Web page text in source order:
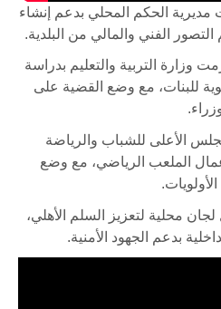
مديرية الحكم المحلي بدعم إنشاء
التصور الفني والمالي من البلدية.
وزارة التربية والتعليم بدراسة
للبنات، مع وضع القضية على
.
الأعلى للشباب والرياضة
الملعب الرياضي، مع وضع
.
محلية لتعزيز السلم الأهلي،
بدعم الجهود الأمنية.